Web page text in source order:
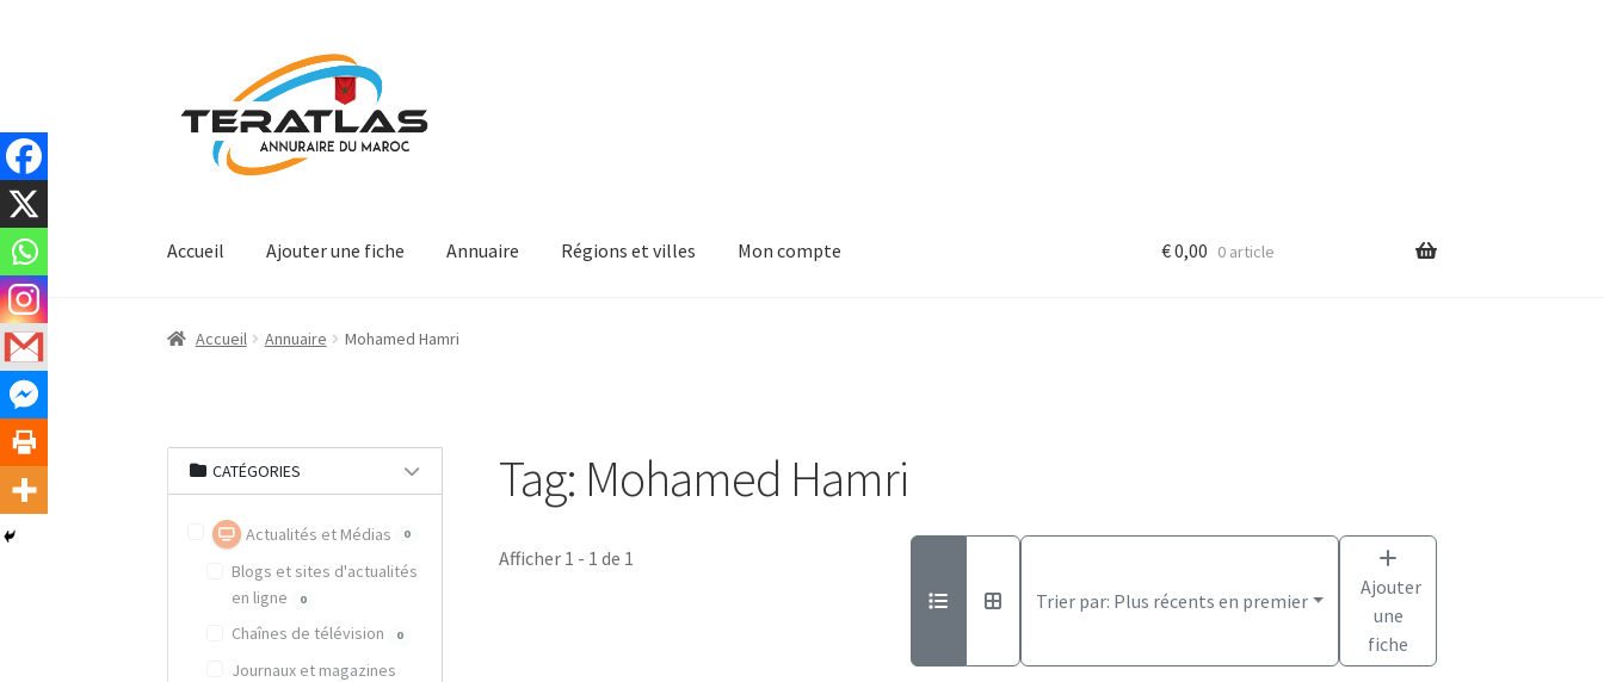
la
navigation
contenu
Accueil Ajouter une fiche Annuaire Régions et villes Mon compte €0,00 0 article
Accueil Annuaire Mohamed Hamri
Tag: Mohamed Hamri
Afficher 1 - 1 de 1
Trier par: Plus récents en premier
Ajouter
une
fiche
CATÉGORIES
Actualités et Médias 0
Blogs et sites d'actualités
en ligne
0
Chaînes de télévision 0
Journaux et magazines